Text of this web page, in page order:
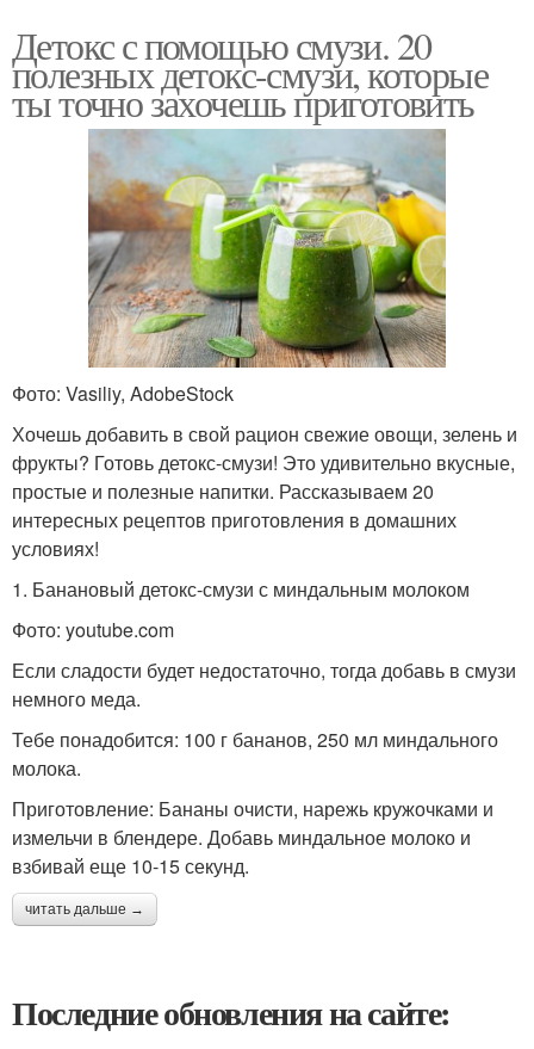
Детокс с помощью смузи. 20
полезных детокс-смузи, которые
ты точно захочешь приготовить
Фото: Vasiliy, AdobeStock
Хочешь добавить в свой рацион свежие овощи, зелень и
фрукты? Готовь детокс-смузи! Это удивительно вкусные,
простые и полезные напитки. Рассказываем 20
интересных рецептов приготовления в домашних
условиях!
1. Банановый детокс-смузи с миндальным молоком
Фото: youtube.com
Если сладости будет недостаточно, тогда добавь в смузи
немного меда.
Тебе понадобится: 100 г бананов, 250 мл миндального
молока.
Приготовление: Бананы очисти, нарежь кружочками и
измельчи в блендере. Добавь миндальное молоко и
взбивай еще 10-15 секунд.
читать дальше →
Последние обновления на сайте: